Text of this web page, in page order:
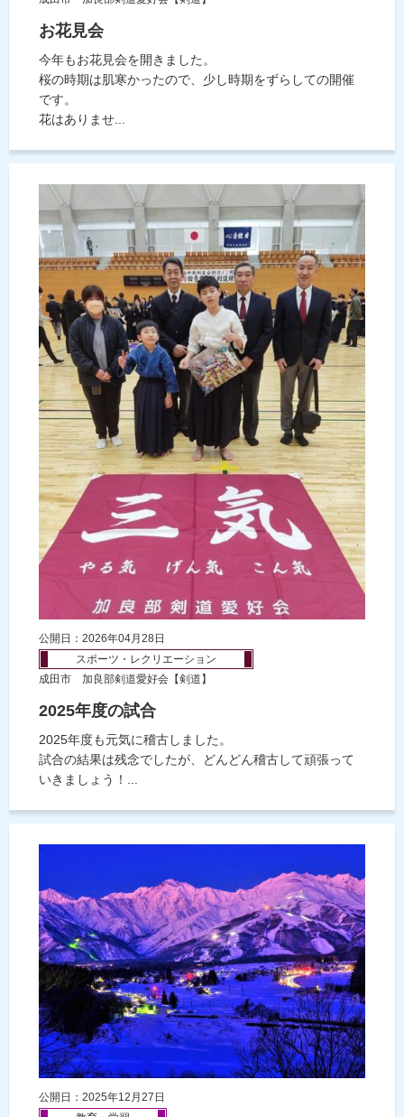
お花見会
今年もお花見会を開きました。
桜の時期は肌寒かったので、少し時期をずらしての開催
です。
花はありませ...
公開日：2026年04月28日
スポーツ・レクリエーション
成田市 加良部剣道愛好会【剣道】
2025年度の試合
2025年度も元気に稽古しました。
試合の結果は残念でしたが、どんどん稽古して頑張って
いきましょう！...
公開日：2025年12月27日